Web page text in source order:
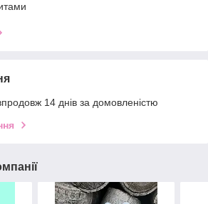
14 днів за домовленістю